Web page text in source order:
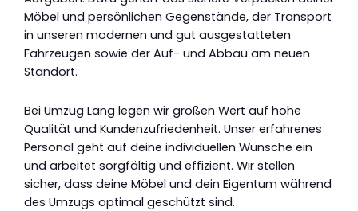
Möbel und persönlichen Gegenstände, der Transport
in unseren modernen und gut ausgestatteten
Fahrzeugen sowie der Auf- und Abbau am neuen
Standort.
Bei Umzug Lang legen wir großen Wert auf hohe
Qualität und Kundenzufriedenheit. Unser erfahrenes
Personal geht auf deine individuellen Wünsche ein
und arbeitet sorgfältig und effizient. Wir stellen
sicher, dass deine Möbel und dein Eigentum während
des Umzugs optimal geschützt sind.